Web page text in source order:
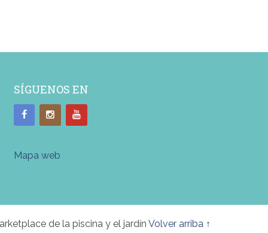
SÍGUENOS EN
Mapa web
de la piscina y el jardín Volver arriba ↑